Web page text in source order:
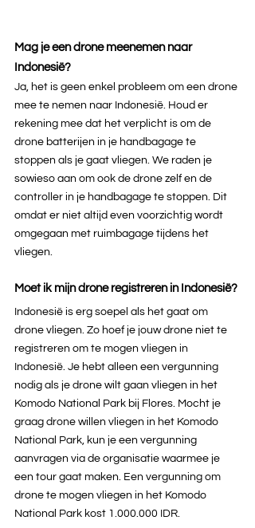
Mag je een drone meenemen naar
Indonesië?
Ja, het is geen enkel probleem om een drone
mee te nemen naar Indonesië. Houd er
rekening mee dat het verplicht is om de
drone batterijen in je handbagage te
stoppen als je gaat vliegen. We raden je
sowieso aan om ook de drone zelf en de
controller in je handbagage te stoppen. Dit
omdat er niet altijd even voorzichtig wordt
omgegaan met ruimbagage tijdens het
vliegen.
Moet ik mijn drone registreren in Indonesië?
Indonesië is erg soepel als het gaat om
drone vliegen. Zo hoef je jouw drone niet te
registreren om te mogen vliegen in
Indonesië. Je hebt alleen een vergunning
nodig als je drone wilt gaan vliegen in het
Komodo National Park bij Flores. Mocht je
graag drone willen vliegen in het Komodo
National Park, kun je een vergunning
aanvragen via de organisatie waarmee je
een tour gaat maken. Een vergunning om
drone te mogen vliegen in het Komodo
National Park kost 1.000.000 IDR.